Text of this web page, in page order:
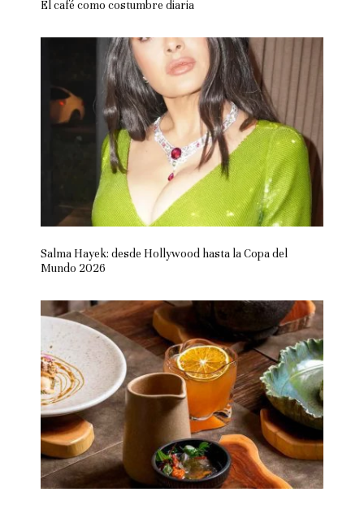
El café como costumbre diaria
Salma Hayek: desde Hollywood hasta la Copa del
Mundo 2026